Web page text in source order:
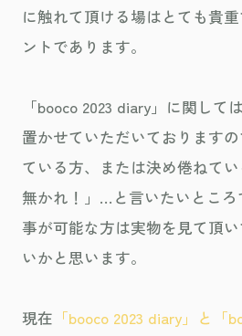
に触れて頂ける場はとても貴
ントであります。
「booco 2023 diary」に関して
置かせていただいております
ている方、または決め倦ねて
無かれ！」…と言いたいところ
事が可能な方は実物を見て頂
いかと思います。
現在 「booco 2023 diary」と「